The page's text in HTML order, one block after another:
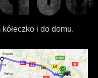
i do domu.